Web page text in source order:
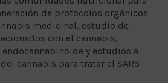
de protocolos orgánicos
medicinal, estudio de
con el cannabis,
y estudios a
cannabis para tratar el SARS-